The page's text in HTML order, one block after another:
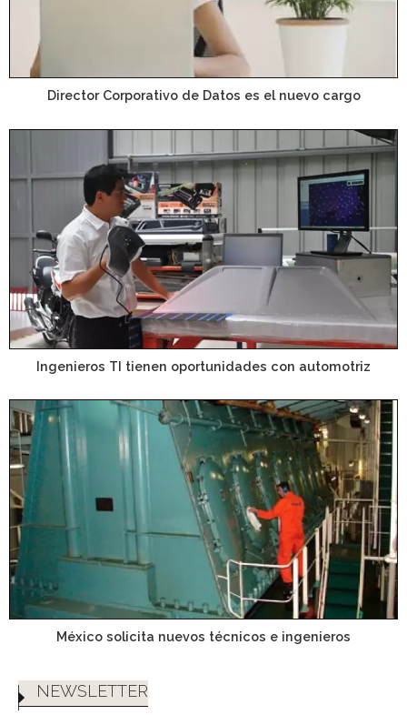
Director Corporativo de Datos es el nuevo cargo
Ingenieros TI tienen oportunidades con automotriz
México solicita nuevos técnicos e ingenieros
NEWSLETTER